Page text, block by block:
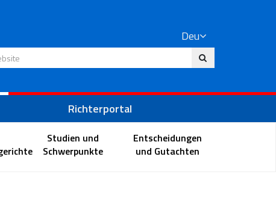
Deu
Website
Richterportal
Studien und
Schwerpunkte
Entscheidungen
und Gutachten